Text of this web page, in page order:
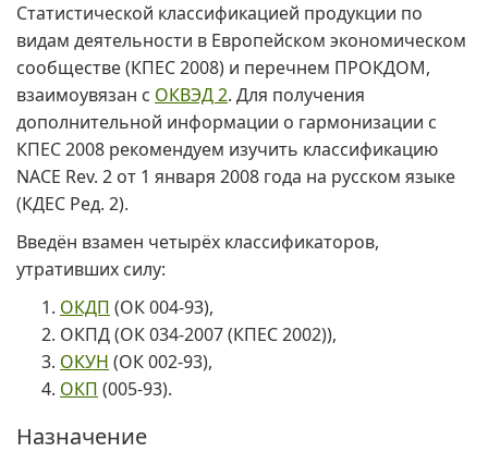
Статистической классификацией продукции по
видам деятельности в Европейском экономическом
сообществе (КПЕС 2008) и перечнем ПРОКДОМ,
взаимоувязан с ОКВЭД 2. Для получения
дополнительной информации о гармонизации с
КПЕС 2008 рекомендуем изучить классификацию
NACE Rev. 2 от 1 января 2008 года на русском языке
(КДЕС Ред. 2).
Введён взамен четырёх классификаторов,
утративших силу:
ОКДП (ОК 004-93),
ОКПД (ОК 034-2007 (КПЕС 2002)),
ОКУН (ОК 002-93),
ОКП (005-93).
Назначение